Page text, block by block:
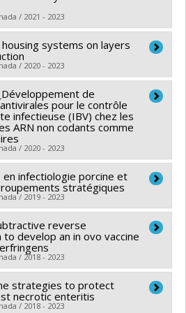
Stage Accélération
/ 2021 - 2023
A. Gagnon
Boulianne
,Levon Abrahamyan,
Prada,Neda Barjesteh
Godoy
Conseil de recherches en
du Canada (CRSNG)
(de 7 001 $ à 150 000 $)
systems on layers
/ 2020 - 2023
Boulianne
Duchaine,Alexandra
Godbout
d’œufs du Canada
de
pour le contrôle
infectieuse (IBV) chez les
ARN non codants comme
/ 2020 - 2023
Barjesteh
Boulianne, Carl A. Gagnon
en infectiologie porcine et
stratégiques
/ 2019 - 2023
A. Gagnon,Mariela Segura
Boulianne,Daniel Dubreuil
, Josée Harel
Beaudry,Philippe Fravalo,
reverse
develop an in ovo vaccine
/ 2018 - 2023
Boulianne
Careem
strategies to protect
necrotic enteritis
/ 2018 - 2023